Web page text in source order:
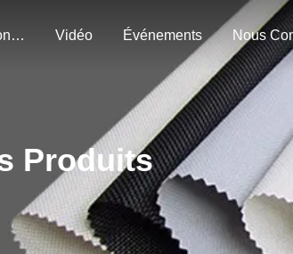
Application Du Projet Vidéo Événements
Produits